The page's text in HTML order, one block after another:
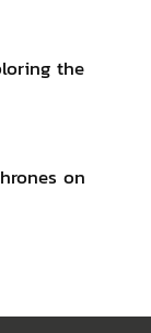
the
on